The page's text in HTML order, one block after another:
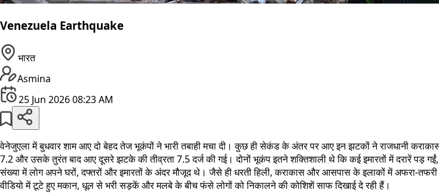
Venezuela Earthquake
भारत
Asmina
25 Jun 2026 08:23 AM
वेनेजुएला में बुधवार शाम आए दो बेहद तेज भूकंपों ने भारी तबाही मचा दी। कुछ ही सेकंड के अंतर पर आए इन झटकों ने राजधानी
7.2 और उसके तुरंत बाद आए दूसरे झटके की तीव्रता 7.5 दर्ज की गई। दोनों भूकंप इतने शक्तिशाली थे कि कई इमारतों में दरारें पड़
संख्या में लोग अपने घरों, दफ्तरों और इमारतों के अंदर मौजूद थे। जैसे ही धरती हिली, कराकास और आसपास के इलाकों में अफरा-
वीडियो में टूटे हुए मकान, धूल से भरी सड़कें और मलबे के बीच फंसे लोगों को निकालने की कोशिशें साफ दिखाई दे रही हैं।